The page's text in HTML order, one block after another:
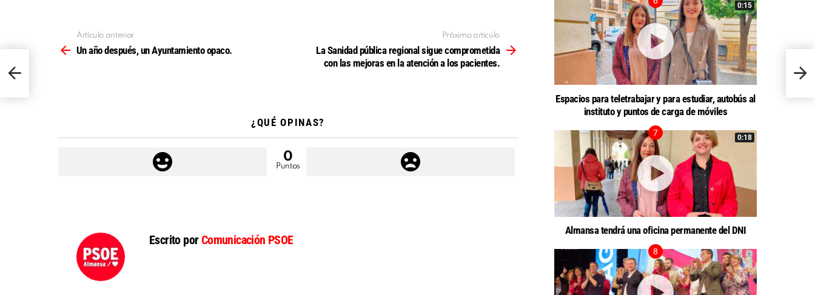
más
Artículo anterior
Un año después, un Ayuntamiento opaco.
Próximo artículo
La Sanidad pública regional sigue comprometida
con las mejoras en la atención a los pacientes.
¿QUÉ OPINAS?
0
Puntos
Escrito porComunicación PSOE
La
las
0:15
Espacios para teletrabajar y para estudiar, autobús al
instituto y puntos de carga de móviles
0:18
Almansa tendrá una oficina permanente del DNI